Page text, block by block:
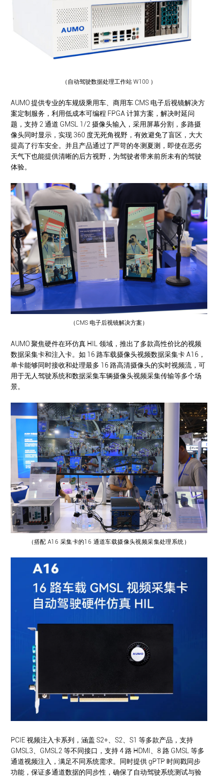
（自动驾驶数据处理工作站 W100 ）
AUMO 提供专业的车规级乘用车、商用车 CMS 电子后视镜解决方
案定制服务，利用低成本可编程 FPGA 计算方案，解决时延问
题，支持 2 通道 GMSL 1/2 摄像头输入，采用屏幕分割，多路摄
像头同时显示，实现 360 度无死角视野，有效避免了盲区，大大
提高了行车安全。并且产品通过了严苛的冬测夏测，即使在恶劣
天气下也能提供清晰的后方视野，为驾驶者带来前所未有的驾驶
体验。
（CMS 电子后视镜解决方案）
AUMO 聚焦硬件在环仿真 HIL 领域，推出了多款高性价比的视频
数据采集卡和注入卡。如 16 路车载摄像头视频数据采集卡 A16，
单卡能够同时接收和处理最多 16 路高清摄像头的实时视频流，可
用于无人驾驶系统和数据采集车辆摄像头视频采集传输等多个场
景。
（搭配 A16 采集卡的16 通道车载摄像头视频采集处理系统 ）
PCIE 视频注入卡系列，涵盖 S2+、S2、S1 等多款产品，支持
GMSL3、GMSL2 等不同接口，支持 4 路 HDMI、8 路 GMSL 等多
通道视频注入，满足不同系统需求。同时提供 gPTP 时间戳同步
功能，保证多通道数据的同步性，确保了自动驾驶系统测试与验